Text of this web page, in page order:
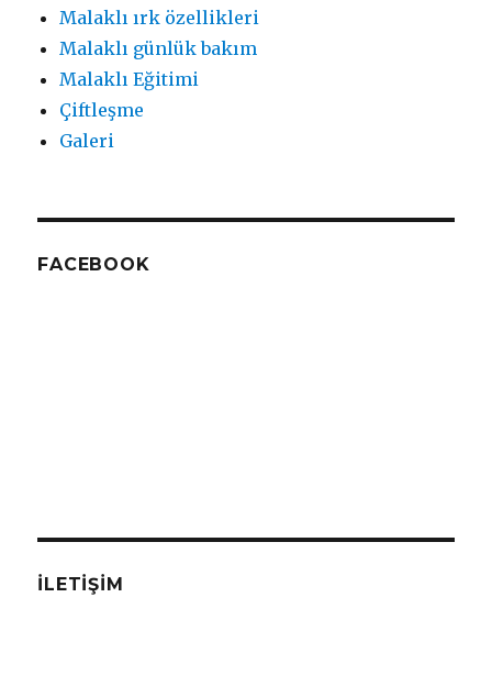
Malaklı ırk özellikleri
Malaklı günlük bakım
Malaklı Eğitimi
Çiftleşme
Galeri
FACEBOOK
İLETIŞIM